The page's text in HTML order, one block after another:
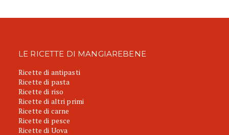
LE RICETTE DI MANGIAREBENE
Ricette di antipasti
Ricette di pasta
Ricette di riso
Ricette di altri primi
Ricette di carne
Ricette di pesce
Ricette di Uova